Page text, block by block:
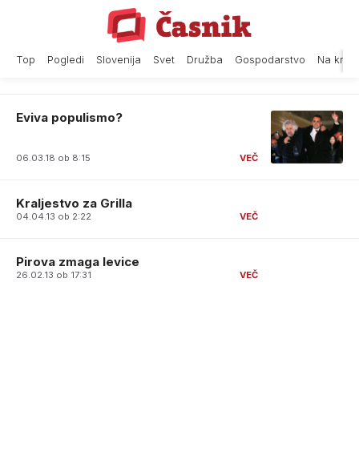
Top Pogledi Slovenija Svet Družba Gospodarstvo Na
Eviva populismo?
06.03.18 ob 8:15
Kraljestvo za Grilla
04.04.13 ob 2:22
Pirova zmaga levice
26.02.13 ob 17:31